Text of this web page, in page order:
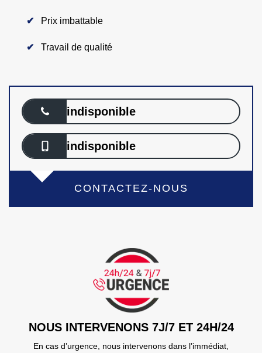
Prix imbattable
Travail de qualité
indisponible
indisponible
CONTACTEZ-NOUS
NOUS INTERVENONS 7J/7 ET 24H/24
En cas d’urgence, nous intervenons dans l’immédiat,